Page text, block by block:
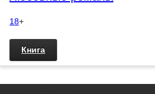
18+
Книга